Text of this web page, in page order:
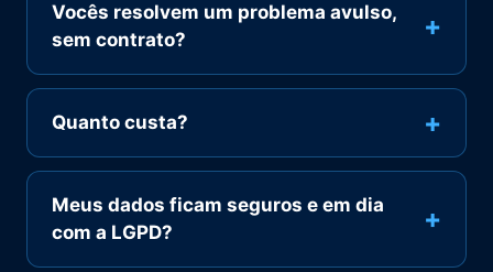
Vocês resolvem um problema avulso,
sem contrato?
+
Quanto custa? +
Meus dados ficam seguros e em dia
com a LGPD?
+